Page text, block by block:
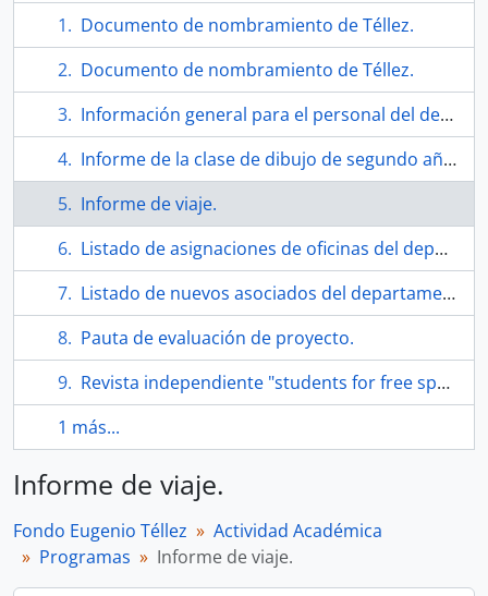
Documento de nombramiento de Téllez.
Documento de nombramiento de Téllez.
Información general para el personal del departamento de arte de la University of Illinois.
Informe de la clase de dibujo de segundo año.
Informe de viaje.
Listado de asignaciones de oficinas del departamento de arte.
Listado de nuevos asociados del departamento de arte; para el otoño de 1966.
Pauta de evaluación de proyecto.
Revista independiente "students for free speech"
1 más...
Informe de viaje.
Fondo Eugenio Téllez
Actividad Académica
Programas
Informe de viaje.